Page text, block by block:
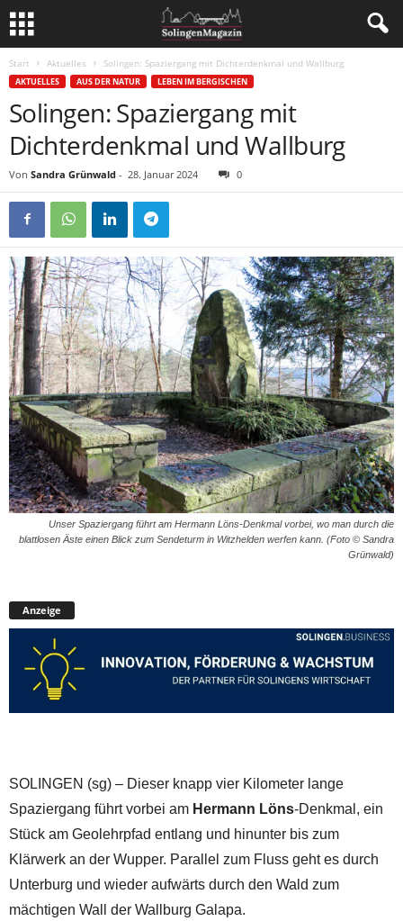
Start Aktuelles Solingen: Spaziergang mit Dichterdenkmal und Wallburg
AKTUELLES AUS DER NATUR LEBEN IM BERGISCHEN
Solingen: Spaziergang mit
Dichterdenkmal und Wallburg
Von Sandra Grünwald - 28. Januar 2024 0
Unser Spaziergang führt am Hermann Löns-Denkmal vorbei, wo man durch die
blattlosen Äste einen Blick zum Sendeturm in Witzhelden werfen kann. (Foto © Sandra
Grünwald)
Anzeige
SOLINGEN (sg) – Dieser knapp vier Kilometer lange
Spaziergang führt vorbei am Hermann Löns-Denkmal, ein
Stück am Geolehrpfad entlang und hinunter bis zum
Klärwerk an der Wupper. Parallel zum Fluss geht es durch
Unterburg und wieder aufwärts durch den Wald zum
mächtigen Wall der Wallburg Galapa.